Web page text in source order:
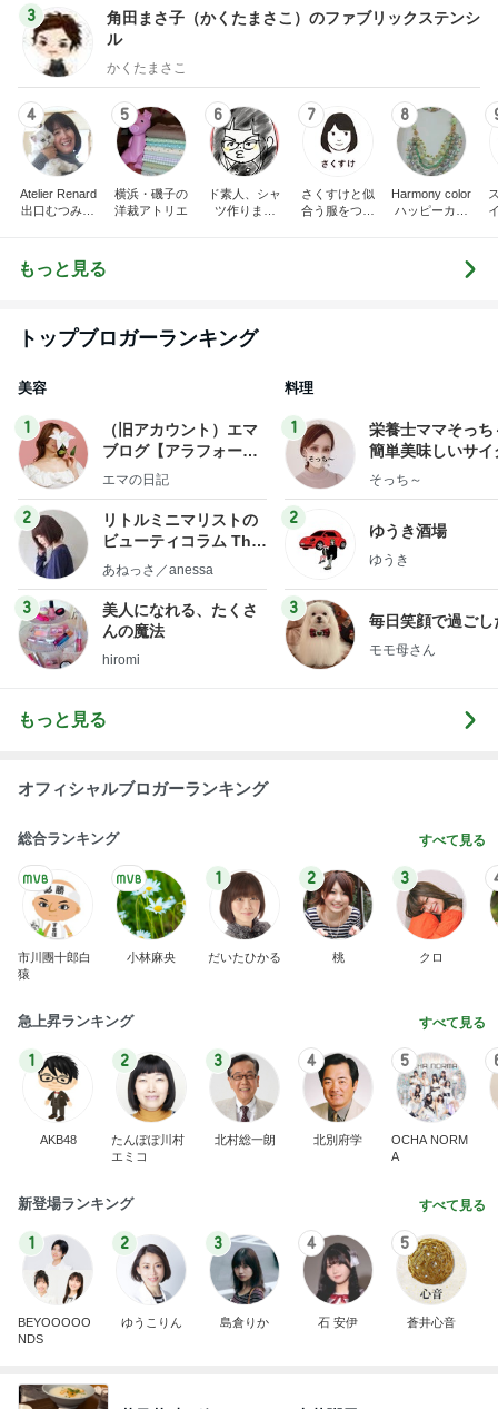
3
角田まさ子（かくたまさこ）のファブリックステンシ
ル
かくたまさこ
4
Atelier Renard
出口むつみの
5
横浜・磯子の
洋裁アトリエ
6
ド素人、シャ
ツ作りまし
7
さくすけと似
合う服をつく
8
Harmony color
ハッピーカラ
楽しくなる〜
笑顔溢れるハ
もっと見る
トップブロガーランキング
美容
1
（旧アカウント）エマ
ブログ【アラフォー会
社売却セカンドライ
エマの日記
2
リトルミニマリストの
ビューティコラム The
little minimalist's bea
あねっさ／anessa
3
美人になれる、たくさ
んの魔法
hiromi
料理
1
栄養士ママそっち
簡単美味しいサイ
献立
そっち～
2
ゆうき酒場
ゆうき
3
毎日笑顔で過ごし
モモ母さん
もっと見る
オフィシャルブロガーランキング
総合ランキング すべて見る
市川團十郎白
猿
小林麻央
1
だいたひかる
2
桃
3
クロ
急上昇ランキング すべて見る
1
AKB48
2
たんぽぽ川村
エミコ
3
北村総一朗
4
北別府学
5
OCHA NORM
A
新登場ランキング すべて見る
1
BEYOOOOO
NDS
2
ゆうこりん
3
島倉りか
4
石 安伊
5
蒼井心音